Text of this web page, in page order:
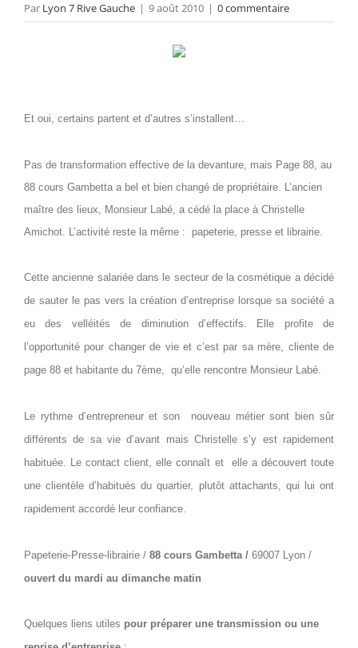
Par Lyon 7 Rive Gauche | 9 août 2010 | 0 commentaire
Et oui, certains partent et d’autres s’installent…
Pas de transformation effective de la devanture, mais Page 88, au
88 cours Gambetta a bel et bien changé de propriétaire. L’ancien
maître des lieux, Monsieur Labé, a cédé la place à Christelle
Amichot. L’activité reste la même :
papeterie, presse et librairie.
Cette ancienne salariée dans le secteur de la cosmétique a décidé
de sauter le pas vers la création d’entreprise lorsque sa société a
eu des velléités de diminution d’effectifs. Elle profite de
l’opportunité pour changer de vie et c’est par sa mère, cliente de
page 88 et habitante du 7ème, qu’elle rencontre Monsieur Labé.
Le rythme d’entrepreneur et son
nouveau métier sont bien sûr
différents de sa vie d’avant mais Christelle s’y est rapidement
habituée. Le contact client, elle connaît et
elle a découvert toute
une clientèle d’habitués du quartier, plutôt attachants, qui lui ont
rapidement accordé leur confiance.
Papeterie-Presse-librairie / 88 cours Gambetta / 69007 Lyon /
ouvert du mardi au dimanche matin
Quelques liens utiles pour préparer une transmission ou une